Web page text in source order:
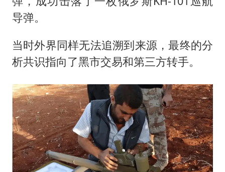
导弹。
当时外界同样无法追溯到来源，最终的分
析共识指向了黑市交易和第三方转手。